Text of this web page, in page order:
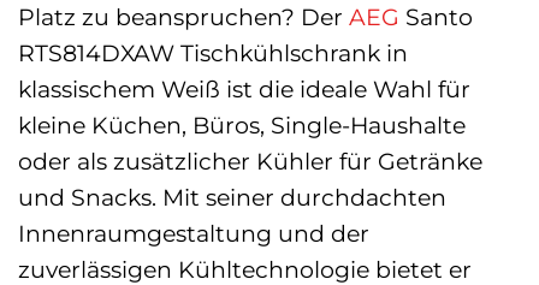
Platz zu beanspruchen? Der AEG Santo
RTS814DXAW Tischkühlschrank in
klassischem Weiß ist die ideale Wahl für
kleine Küchen, Büros, Single-Haushalte
oder als zusätzlicher Kühler für Getränke
und Snacks. Mit seiner durchdachten
Innenraumgestaltung und der
zuverlässigen Kühltechnologie bietet er